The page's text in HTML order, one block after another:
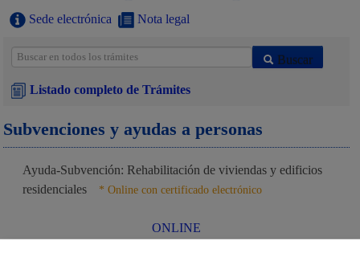
Sede electrónica Nota legal
Buscar
Listado completo de Trámites
Subvenciones y ayudas a personas
Ayuda-Subvención: Rehabilitación de viviendas y edificios
residenciales
* Online con certificado electrónico
ONLINE